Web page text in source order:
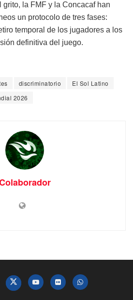
grito, la FMF y la Concacaf han
un protocolo de tres fases:
temporal de los jugadores a los
definitiva del juego.
discriminatorio
El Sol Latino
2026